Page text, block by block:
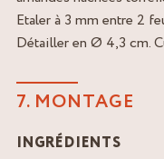
Etaler à 3 mm entre 2
Détailler en Ø 4,3 cm.
7. MONTAGE
INGRÉDIENTS